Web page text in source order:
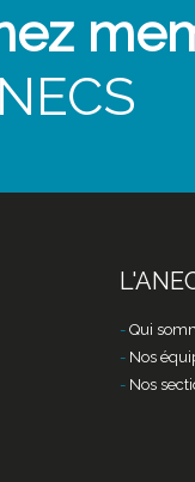
Qui
Nos
Nos